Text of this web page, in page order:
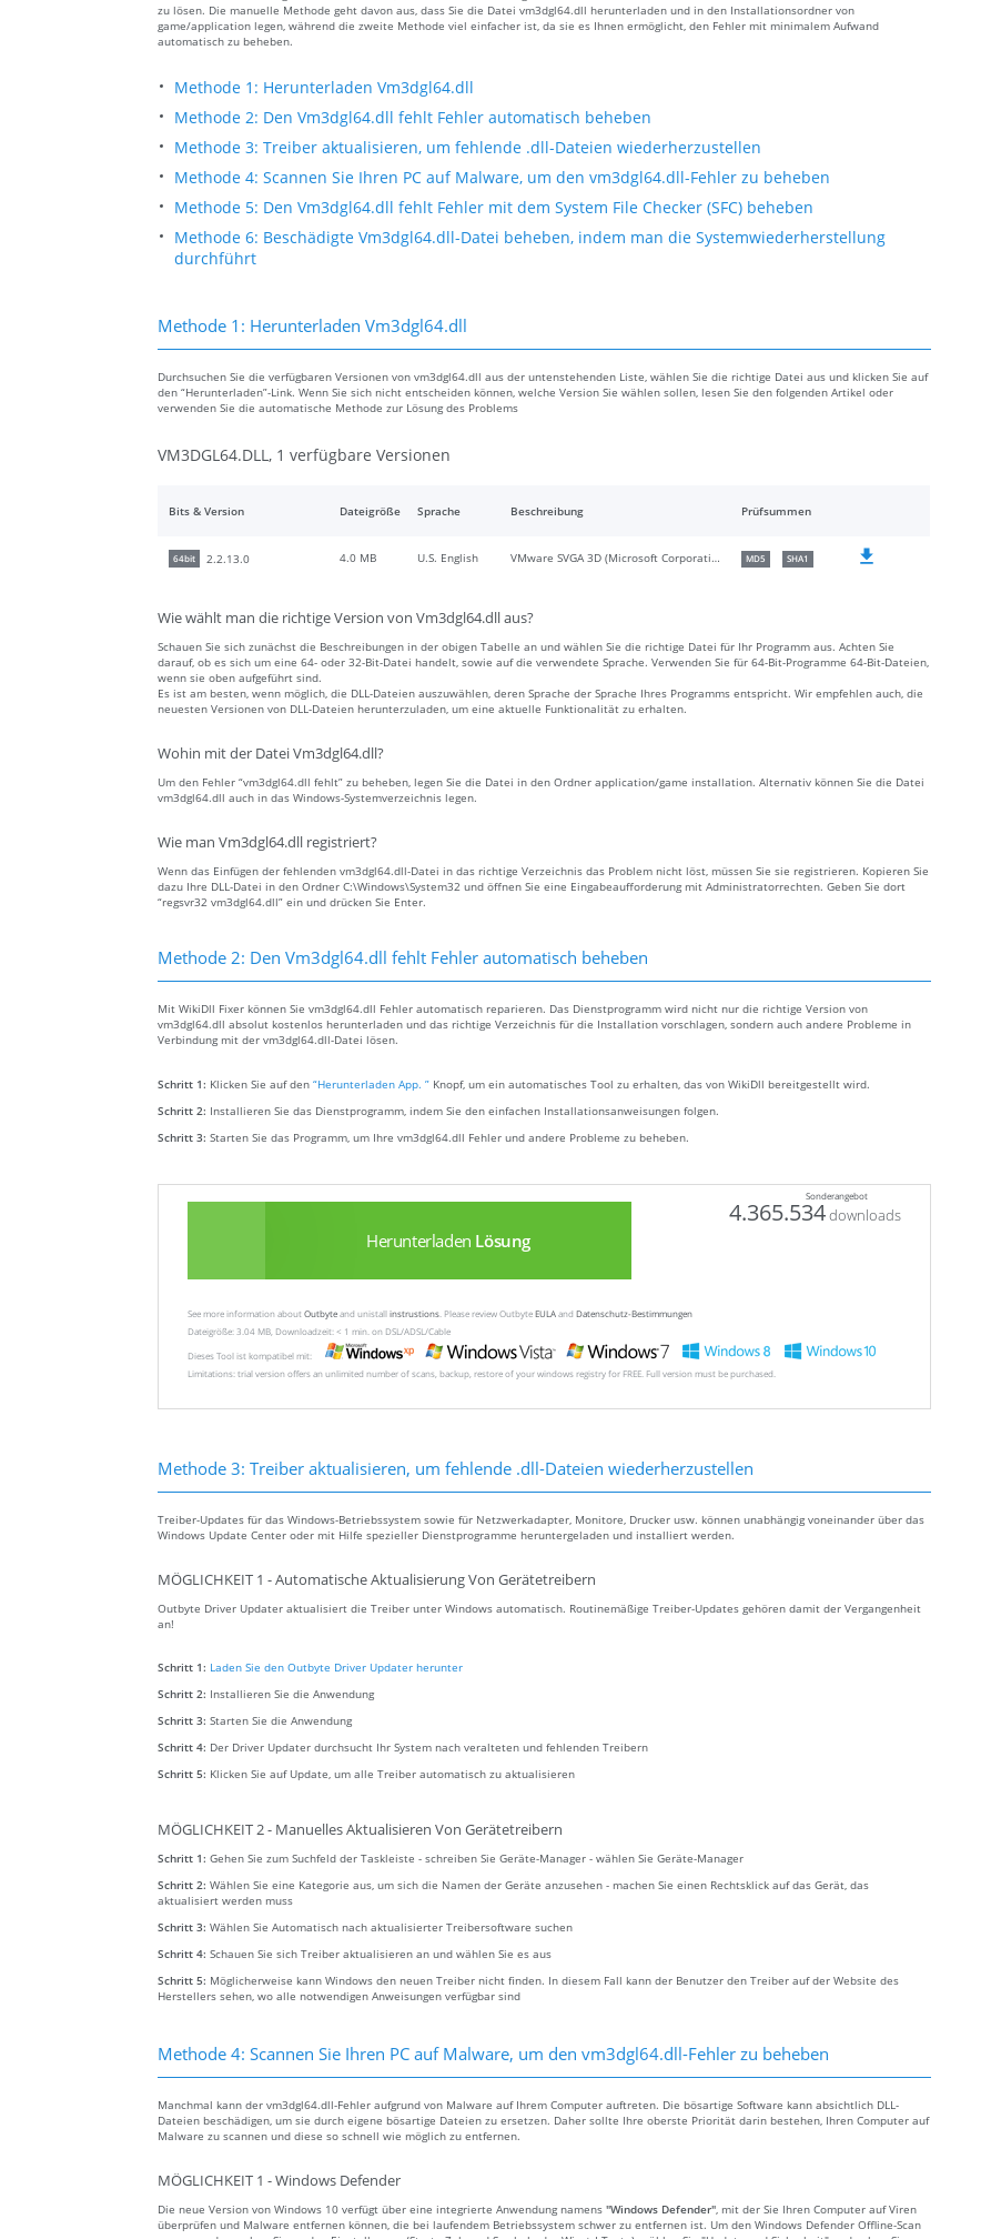
zu lösen. Die manuelle Methode geht davon aus, dass Sie die Datei vm3dgl64.dll herunterladen und in den Installationsordner von
game/application legen, während die zweite Methode viel einfacher ist, da sie es Ihnen ermöglicht, den Fehler mit minimalem Aufwand
automatisch zu beheben.
Methode 1: Herunterladen Vm3dgl64.dll
Methode 2: Den Vm3dgl64.dll fehlt Fehler automatisch beheben
Methode 3: Treiber aktualisieren, um fehlende .dll-Dateien wiederherzustellen
Methode 4: Scannen Sie Ihren PC auf Malware, um den vm3dgl64.dll-Fehler zu beheben
Methode 5: Den Vm3dgl64.dll fehlt Fehler mit dem System File Checker (SFC) beheben
Methode 6: Beschädigte Vm3dgl64.dll-Datei beheben, indem man die Systemwiederherstellung
durchführt
Methode 1: Herunterladen Vm3dgl64.dll
Durchsuchen Sie die verfügbaren Versionen von vm3dgl64.dll aus der untenstehenden Liste, wählen Sie die richtige Datei aus und klicken Sie auf
den “Herunterladen”-Link. Wenn Sie sich nicht entscheiden können, welche Version Sie wählen sollen, lesen Sie den folgenden Artikel oder
verwenden Sie die automatische Methode zur Lösung des Problems
VM3DGL64.DLL, 1 verfügbare Versionen
Bits & Version Dateigröße Sprache Beschreibung Prüfsummen
64bit 2.2.13.0 4.0 MB U.S. English VMware SVGA 3D (Microsoft Corporation WDDM) Usermode OpenGL Driver MD5 SHA1
Wie wählt man die richtige Version von Vm3dgl64.dll aus?
Schauen Sie sich zunächst die Beschreibungen in der obigen Tabelle an und wählen Sie die richtige Datei für Ihr Programm aus. Achten Sie
darauf, ob es sich um eine 64- oder 32-Bit-Datei handelt, sowie auf die verwendete Sprache. Verwenden Sie für 64-Bit-Programme 64-Bit-Dateien,
wenn sie oben aufgeführt sind.
Es ist am besten, wenn möglich, die DLL-Dateien auszuwählen, deren Sprache der Sprache Ihres Programms entspricht. Wir empfehlen auch, die
neuesten Versionen von DLL-Dateien herunterzuladen, um eine aktuelle Funktionalität zu erhalten.
Wohin mit der Datei Vm3dgl64.dll?
Um den Fehler “vm3dgl64.dll fehlt” zu beheben, legen Sie die Datei in den Ordner application/game installation. Alternativ können Sie die Datei
vm3dgl64.dll auch in das Windows-Systemverzeichnis legen.
Wie man Vm3dgl64.dll registriert?
Wenn das Einfügen der fehlenden vm3dgl64.dll-Datei in das richtige Verzeichnis das Problem nicht löst, müssen Sie sie registrieren. Kopieren Sie
dazu Ihre DLL-Datei in den Ordner C:\Windows\System32 und öffnen Sie eine Eingabeaufforderung mit Administratorrechten. Geben Sie dort
“regsvr32 vm3dgl64.dll” ein und drücken Sie Enter.
Methode 2: Den Vm3dgl64.dll fehlt Fehler automatisch beheben
Mit WikiDll Fixer können Sie vm3dgl64.dll Fehler automatisch reparieren. Das Dienstprogramm wird nicht nur die richtige Version von
vm3dgl64.dll absolut kostenlos herunterladen und das richtige Verzeichnis für die Installation vorschlagen, sondern auch andere Probleme in
Verbindung mit der vm3dgl64.dll-Datei lösen.
Schritt 1: Klicken Sie auf den “Herunterladen App. ” Knopf, um ein automatisches Tool zu erhalten, das von WikiDll bereitgestellt wird.
Schritt 2: Installieren Sie das Dienstprogramm, indem Sie den einfachen Installationsanweisungen folgen.
Schritt 3: Starten Sie das Programm, um Ihre vm3dgl64.dll Fehler und andere Probleme zu beheben.
Sonderangebot
Herunterladen Lösung
4.365.534downloads
See more information about Outbyteand unistallinstrustions . Please review OutbyteEULAandDatenschutz-Bestimmungen
Dateigröße: 3.04 MB, Downloadzeit: < 1 min. on DSL/ADSL/Cable
Dieses Tool ist kompatibel mit:
Limitations: trial version offers an unlimited number of scans, backup, restore of your windows registry for FREE. Full version must be purchased.
Methode 3: Treiber aktualisieren, um fehlende .dll-Dateien wiederherzustellen
Treiber-Updates für das Windows-Betriebssystem sowie für Netzwerkadapter, Monitore, Drucker usw. können unabhängig voneinander über das
Windows Update Center oder mit Hilfe spezieller Dienstprogramme heruntergeladen und installiert werden.
MÖGLICHKEIT 1 - Automatische Aktualisierung Von Gerätetreibern
Outbyte Driver Updater aktualisiert die Treiber unter Windows automatisch. Routinemäßige Treiber-Updates gehören damit der Vergangenheit
an!
Schritt 1: Laden Sie den Outbyte Driver Updater herunter
Schritt 2: Installieren Sie die Anwendung
Schritt 3: Starten Sie die Anwendung
Schritt 4: Der Driver Updater durchsucht Ihr System nach veralteten und fehlenden Treibern
Schritt 5: Klicken Sie auf Update, um alle Treiber automatisch zu aktualisieren
MÖGLICHKEIT 2 - Manuelles Aktualisieren Von Gerätetreibern
Schritt 1: Gehen Sie zum Suchfeld der Taskleiste - schreiben Sie Geräte-Manager - wählen Sie Geräte-Manager
Schritt 2: Wählen Sie eine Kategorie aus, um sich die Namen der Geräte anzusehen - machen Sie einen Rechtsklick auf das Gerät, das
aktualisiert werden muss
Schritt 3: Wählen Sie Automatisch nach aktualisierter Treibersoftware suchen
Schritt 4: Schauen Sie sich Treiber aktualisieren an und wählen Sie es aus
Schritt 5: Möglicherweise kann Windows den neuen Treiber nicht finden. In diesem Fall kann der Benutzer den Treiber auf der Website des
Herstellers sehen, wo alle notwendigen Anweisungen verfügbar sind
Methode 4: Scannen Sie Ihren PC auf Malware, um den vm3dgl64.dll-Fehler zu beheben
Manchmal kann der vm3dgl64.dll-Fehler aufgrund von Malware auf Ihrem Computer auftreten. Die bösartige Software kann absichtlich DLL-
Dateien beschädigen, um sie durch eigene bösartige Dateien zu ersetzen. Daher sollte Ihre oberste Priorität darin bestehen, Ihren Computer auf
Malware zu scannen und diese so schnell wie möglich zu entfernen.
MÖGLICHKEIT 1 - Windows Defender
Die neue Version von Windows 10 verfügt über eine integrierte Anwendung namens "Windows Defender", mit der Sie Ihren Computer auf Viren
überprüfen und Malware entfernen können, die bei laufendem Betriebssystem schwer zu entfernen ist. Um den Windows Defender Offline-Scan